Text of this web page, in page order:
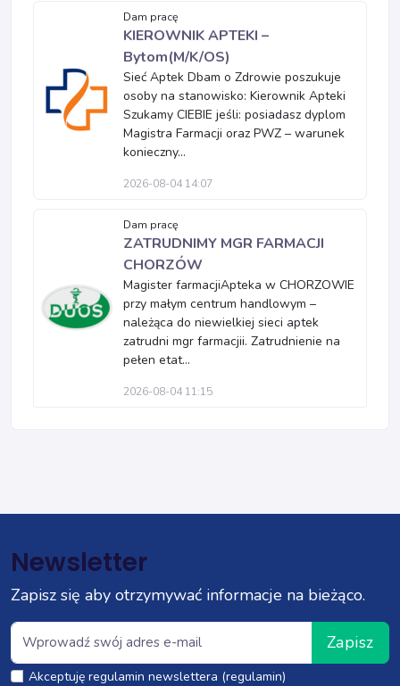
Dam pracę
KIEROWNIK APTEKI –
Bytom(M/K/OS)
Sieć Aptek Dbam o Zdrowie poszukuje
osoby na stanowisko: Kierownik Apteki
Szukamy CIEBIE jeśli: posiadasz dyplom
Magistra Farmacji oraz PWZ – warunek
konieczny...
2026-08-04 14:07
Dam pracę
ZATRUDNIMY MGR FARMACJI
CHORZÓW
Magister farmacjiApteka w CHORZOWIE
przy małym centrum handlowym –
należąca do niewielkiej sieci aptek
zatrudni mgr farmacjii. Zatrudnienie na
pełen etat...
2026-08-04 11:15
Newsletter
Zapisz się aby otrzymywać informacje na bieżąco.
Zapisz
Akceptuję regulamin newslettera (regulamin)